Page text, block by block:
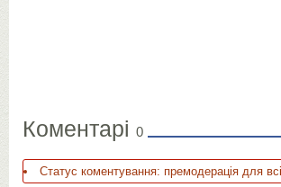
Коментарі 0
Статус коментування: премодерація для